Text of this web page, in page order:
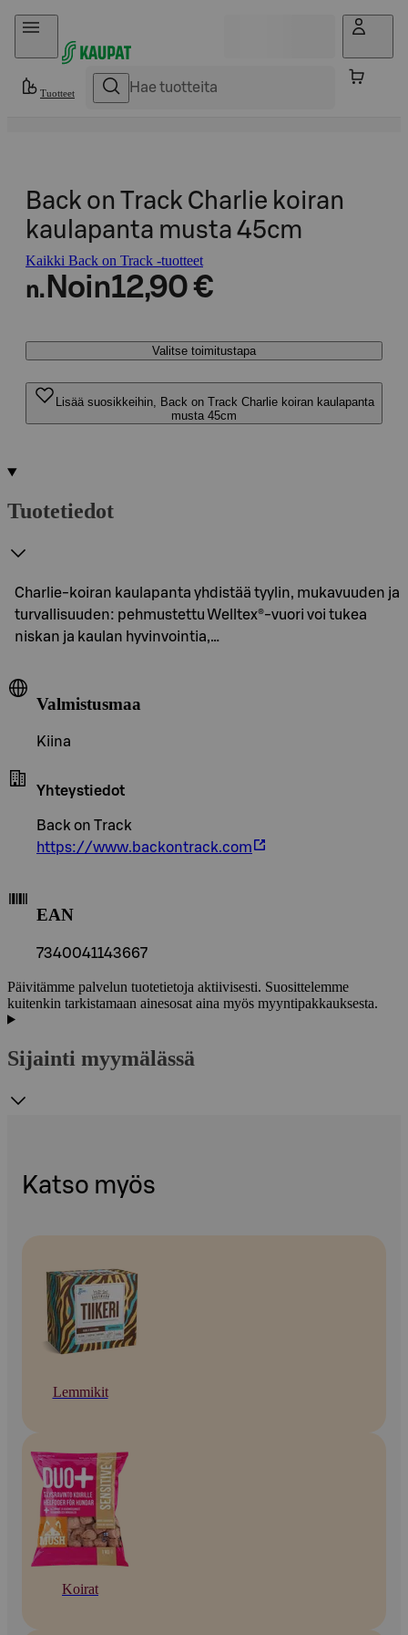
Hyppää sisältöön
Tuotteet
Back on Track Charlie koiran
kaulapanta musta 45cm
Kaikki Back on Track -tuotteet
n. Noin12,90 €
Valitse toimitustapa
Lisää suosikkeihin, Back on Track Charlie koiran kaulapanta
musta 45cm
Tuotetiedot
Charlie-koiran kaulapanta yhdistää tyylin, mukavuuden ja
turvallisuuden: pehmustettu Welltex®-vuori voi tukea
niskan ja kaulan hyvinvointia,…
Valmistusmaa
Kiina
Yhteystiedot
Back on Track
https://www.backontrack.com
EAN
7340041143667
Päivitämme palvelun tuotetietoja aktiivisesti. Suosittelemme
kuitenkin tarkistamaan ainesosat aina myös myyntipakkauksesta.
Sijainti myymälässä
Katso myös
Lemmikit
Koirat